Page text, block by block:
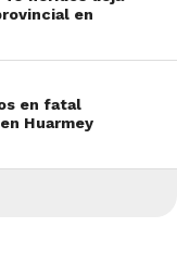
en
en fatal
Huarmey